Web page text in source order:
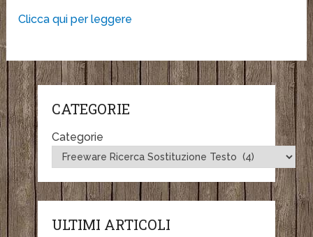
Clicca qui per leggere
CATEGORIE
Categorie
ULTIMI ARTICOLI